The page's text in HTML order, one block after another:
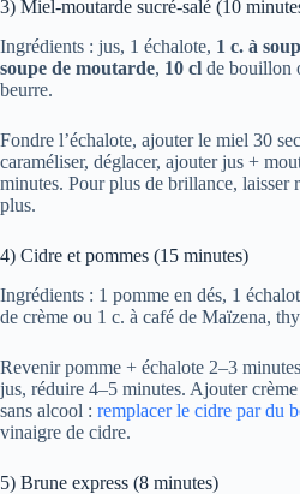
3) Miel-moutarde sucré-salé (10
Ingrédients : jus, 1 échalote, 1 c. à
soupe de moutarde, 10 cl de bouillon
beurre.
Fondre l’échalote, ajouter le miel 30
caraméliser, déglacer, ajouter jus +
minutes. Pour plus de brillance, laisser
plus.
4) Cidre et pommes (15 minutes)
Ingrédients : 1 pomme en dés, 1
de crème ou 1 c. à café de Maïzena,
Revenir pomme + échalote 2–3
jus, réduire 4–5 minutes. Ajouter
sans alcool : remplacer le cidre par du
vinaigre de cidre.
5) Brune express (8 minutes)